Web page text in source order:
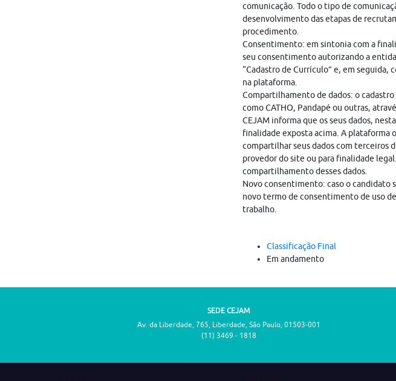
comunicação. Todo o tipo de
desenvolvimento das etapas de
procedimento.
Consentimento: em sintonia com a
seu consentimento autorizando a
“Cadastro de Currículo” e, em
na plataforma.
Compartilhamento de dados: o
como CATHO, Pandapé ou outras,
CEJAM informa que os seus dados,
finalidade exposta acima. A plataforma
compartilhar seus dados com terceiros
provedor do site ou para finalidade
compartilhamento desses dados.
Novo consentimento: caso o candidato
novo termo de consentimento de uso
trabalho.
Classificação Final
Em andamento
SEDE CEJAM
Av. da Liberdade, 765, Liberdade, São Paulo, 01503-001
(11) 3469 - 1818